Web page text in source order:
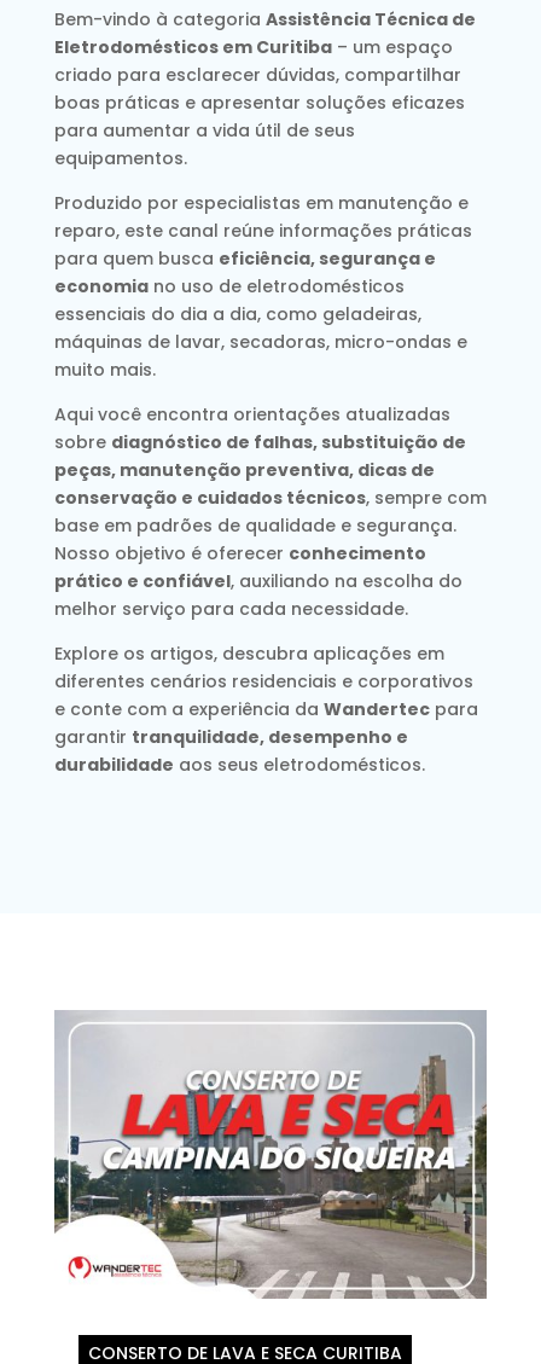
Bem-vindo à categoria Assistência Técnica de
Eletrodomésticos em Curitiba– um espaço
criado para esclarecer dúvidas, compartilhar
boas práticas e apresentar soluções eficazes
para aumentar a vida útil de seus
equipamentos.
Produzido por especialistas em manutenção e
reparo, este canal reúne informações práticas
para quem busca eficiência, segurança e
economiano uso de eletrodomésticos
essenciais do dia a dia, como geladeiras,
máquinas de lavar, secadoras, micro-ondas e
muito mais.
Aqui você encontra orientações atualizadas
sobre diagnóstico de falhas, substituição de
peças, manutenção preventiva, dicas de
conservação e cuidados técnicos, sempre com
base em padrões de qualidade e segurança.
Nosso objetivo é oferecer conhecimento
prático e confiável, auxiliando na escolha do
melhor serviço para cada necessidade.
Explore os artigos, descubra aplicações em
diferentes cenários residenciais e corporativos
e conte com a experiência da Wandertecpara
garantir tranquilidade, desempenho e
durabilidade aos seus eletrodomésticos.
CONSERTO DE LAVA E SECA CURITIBA